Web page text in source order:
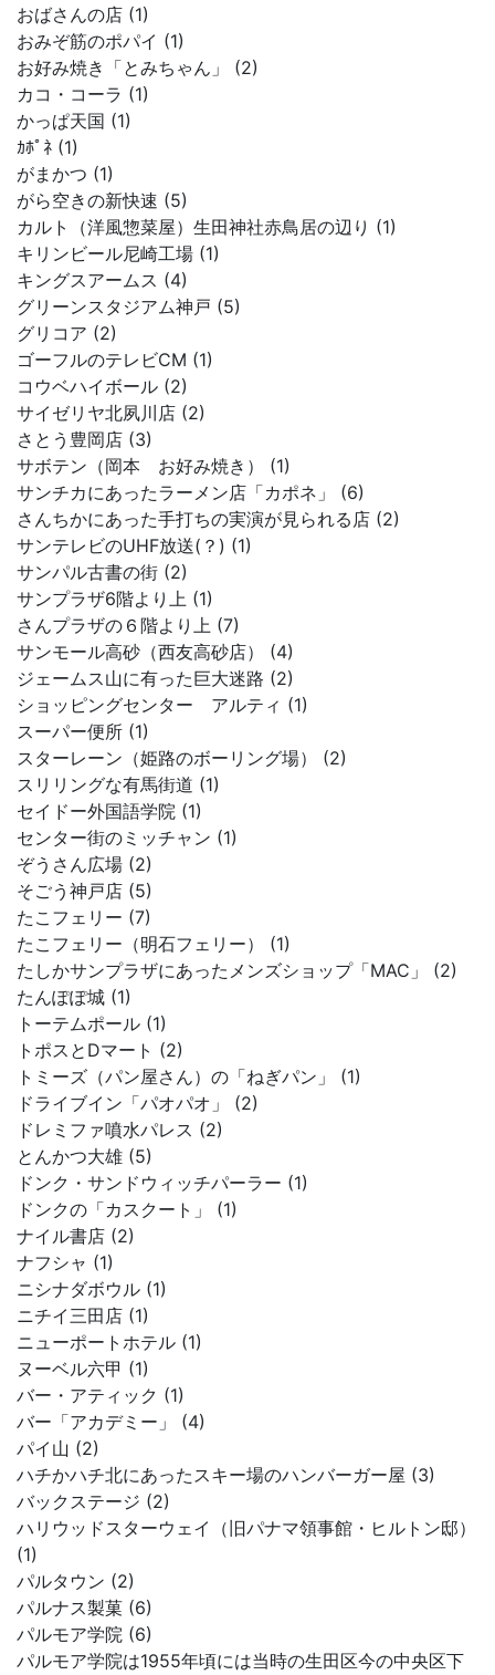
おばさんの店 (1)
おみぞ筋のポパイ (1)
お好み焼き「とみちゃん」 (2)
カコ・コーラ (1)
かっぱ天国 (1)
ｶﾎﾟﾈ (1)
がまかつ (1)
がら空きの新快速 (5)
カルト（洋風惣菜屋）生田神社赤鳥居の辺り (1)
キリンビール尼崎工場 (1)
キングスアームス (4)
グリーンスタジアム神戸 (5)
グリコア (2)
ゴーフルのテレビCM (1)
コウベハイボール (2)
サイゼリヤ北夙川店 (2)
さとう豊岡店 (3)
サボテン（岡本 お好み焼き） (1)
サンチカにあったラーメン店「カポネ」 (6)
さんちかにあった手打ちの実演が見られる店 (2)
サンテレビのUHF放送(？) (1)
サンパル古書の街 (2)
サンプラザ6階より上 (1)
さんプラザの６階より上 (7)
サンモール高砂（西友高砂店） (4)
ジェームス山に有った巨大迷路 (2)
ショッピングセンター アルティ (1)
スーパー便所 (1)
スターレーン（姫路のボーリング場） (2)
スリリングな有馬街道 (1)
セイドー外国語学院 (1)
センター街のミッチャン (1)
ぞうさん広場 (2)
そごう神戸店 (5)
たこフェリー (7)
たこフェリー（明石フェリー） (1)
たしかサンプラザにあったメンズショップ「MAC」 (2)
たんぽぽ城 (1)
トーテムポール (1)
トポスとDマート (2)
トミーズ（パン屋さん）の「ねぎパン」 (1)
ドライブイン「パオパオ」 (2)
ドレミファ噴水パレス (2)
とんかつ大雄 (5)
ドンク・サンドウィッチパーラー (1)
ドンクの「カスクート」 (1)
ナイル書店 (2)
ナフシャ (1)
ニシナダボウル (1)
ニチイ三田店 (1)
ニューポートホテル (1)
ヌーベル六甲 (1)
バー・アティック (1)
バー「アカデミー」 (4)
パイ山 (2)
ハチかハチ北にあったスキー場のハンバーガー屋 (3)
バックステージ (2)
ハリウッドスターウェイ（旧パナマ領事館・ヒルトン邸）
(1)
パルタウン (2)
パルナス製菓 (6)
パルモア学院 (6)
パルモア学院は1955年頃には当時の生田区今の中央区下